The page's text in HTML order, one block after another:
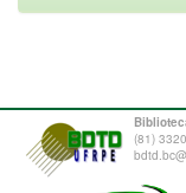
(81)